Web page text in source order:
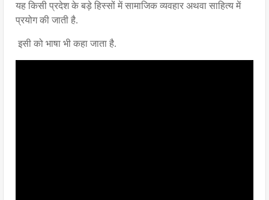
यह किसी प्रदेश के बड़े हिस्सों में सामाजिक व्यवहार अथवा साहित्य में
प्रयोग की जाती है.
इसी को भाषा भी कहा जाता है.